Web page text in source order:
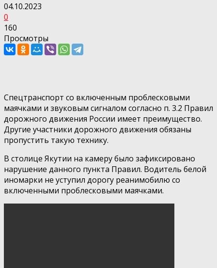
04.10.2023
0
160
Просмотры
Спецтранспорт со включенным проблесковыми
маячками и звуковым сигналом согласно п. 3.2 Правил
дорожного движения России имеет преимущество.
Другие участники дорожного движения обязаны
пропустить такую технику.
В столице Якутии на камеру было зафиксировано
нарушение данного пункта Правил. Водитель белой
иномарки не уступил дорогу реанимобилю со
включенными проблесковыми маячками.